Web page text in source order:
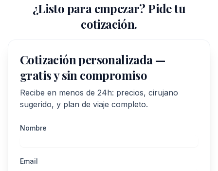
¿Listo para empezar? Pide tu
cotización.
Cotización personalizada —
gratis y sin compromiso
Recibe en menos de 24h: precios, cirujano
sugerido, y plan de viaje completo.
Nombre
Email